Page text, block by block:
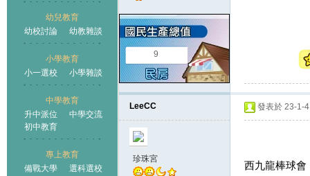
幼兒教育
幼校討論
幼教雜談
小學教育
小一選校
小學雜談
中學教育
升中派位
中學交流
初中教育
專上教育
備戰大學
選科選校
王國
9
LeeCC
珍珠宮
發表於 23-1-
西九龍棒球會